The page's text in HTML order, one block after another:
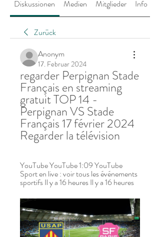
Diskussionen Medien Mitglieder Info
Zurück
Anonym
17. Februar 2024
regarder Perpignan Stade
Français en streaming
gratuit TOP 14 -
Perpignan VS Stade
Français 17 février 2024
Regarder la télévision
YouTube YouTube 1:09 YouTube
Sport en live : voir tous les événements
sportifs Il y a 16 heures Il y a 16 heures